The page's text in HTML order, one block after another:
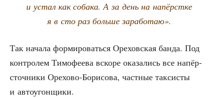
и устал как соба­ка. А за день на напёрст­ке
я в сто раз боль­ше заработаю».
Так нача­ла фор­ми­ро­вать­ся Оре­хов­ская бан­да. Под
кон­тро­лем Тимо­фе­е­ва вско­ре ока­за­лись все напёр­
сточ­ни­ки Оре­хо­во-Бори­со­ва, част­ные так­си­сты
и автоугонщики.